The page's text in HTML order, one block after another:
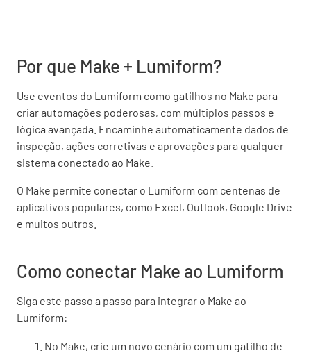
Por que Make + Lumiform?
Use eventos do Lumiform como gatilhos no Make para
criar automações poderosas, com múltiplos passos e
lógica avançada. Encaminhe automaticamente dados de
inspeção, ações corretivas e aprovações para qualquer
sistema conectado ao Make.
O Make permite conectar o Lumiform com centenas de
aplicativos populares, como Excel, Outlook, Google Drive
e muitos outros.
Como conectar Make ao Lumiform
Siga este passo a passo para integrar o Make ao
Lumiform:
No Make, crie um novo cenário com um gatilho de